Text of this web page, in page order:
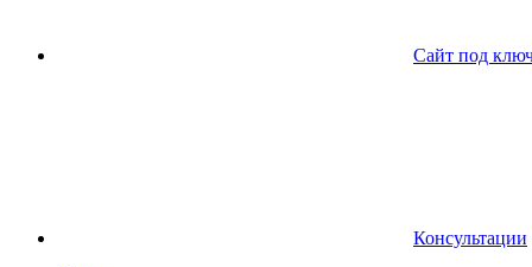
Сайт под
Консультации